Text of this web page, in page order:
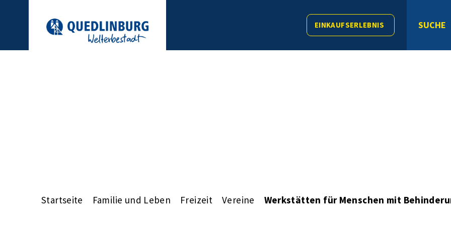
EINKAUFSERLEBNIS SUCHE
Startseite Familie und Leben Freizeit Vereine Werkstätten für Menschen mit